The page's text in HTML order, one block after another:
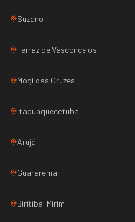
Suzano
Ferraz de Vasconcelos
Mogi das Cruzes
Itaquaquecetuba
Arujá
Guararema
Biritiba-Mirim